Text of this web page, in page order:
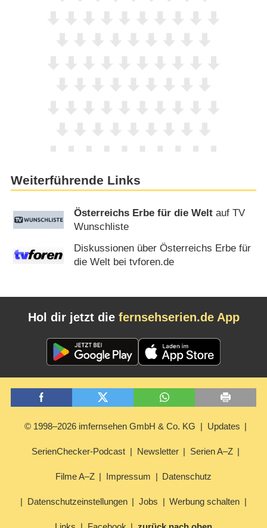
Weiterführende Links
Österreichs Erbe für die Welt auf TV
Wunschliste
Diskussionen über Österreichs Erbe für
die Welt bei tvforen.de
Hol dir jetzt die fernsehserien.de App
© 1998–2026 imfernsehen GmbH & Co. KG Updates
SerienChecker-Podcast Newsletter Serien A–Z
Filme A–Z Impressum Datenschutz
Datenschutzeinstellungen Jobs Werbung schalten